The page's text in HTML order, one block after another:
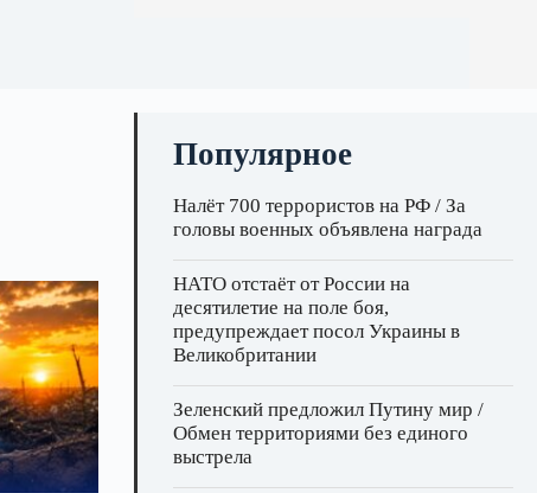
Популярное
Налёт 700 террористов на РФ / За
головы военных объявлена награда
НАТО отстаёт от России на
десятилетие на поле боя,
предупреждает посол Украины в
Великобритании
Зеленский предложил Путину мир /
Обмен территориями без единого
выстрела